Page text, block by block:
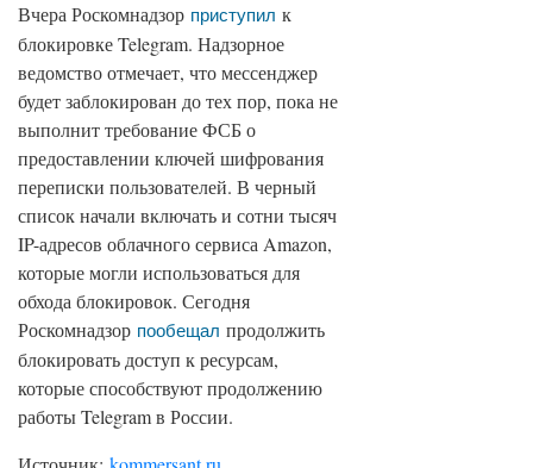
Вчера Роскомнадзор приступил к
блокировке Telegram. Надзорное
ведомство отмечает, что мессенджер
будет заблокирован до тех пор, пока не
выполнит требование ФСБ о
предоставлении ключей шифрования
переписки пользователей. В черный
список начали включать и сотни тысяч
IP-адресов облачного сервиса Amazon,
которые могли использоваться для
обхода блокировок. Сегодня
Роскомнадзор пообещал продолжить
блокировать доступ к ресурсам,
которые способствуют продолжению
работы Telegram в России.